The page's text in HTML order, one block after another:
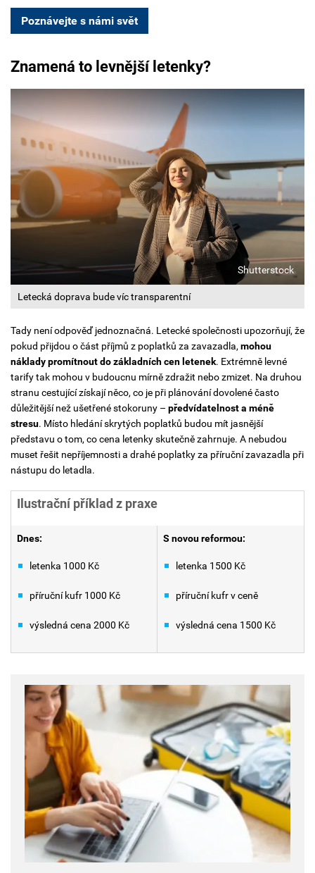
Poznávejte s námi svět
Znamená to levnější letenky?
Letecká doprava bude víc transparentní
Shutterstock
Tady není odpověď jednoznačná. Letecké společnosti upozorňují, že
pokud přijdou o část příjmů z poplatků za zavazadla,mohou
náklady promítnout do základních cen letenek. Extrémně levné
tarify tak mohou v budoucnu mírně zdražit nebo zmizet. Na druhou
stranu cestující získají něco, co je při plánování dovolené často
důležitější než ušetřené stokoruny – předvídatelnost a méně
stresu. Místo hledání skrytých poplatků budou mít jasnější
představu o tom, co cena letenky skutečně zahrnuje. A nebudou
muset řešit nepříjemnosti a drahé poplatky za příruční zavazadla při
nástupu do letadla.
Ilustrační příklad z praxe
Dnes:
letenka 1000 Kč
příruční kufr 1000 Kč
výsledná cena 2000 Kč
S novou reformou:
letenka 1500 Kč
příruční kufr v ceně
výsledná cena 1500 Kč